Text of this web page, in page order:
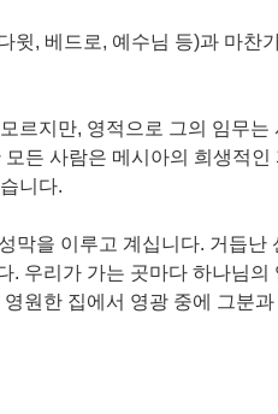
윗, 베드로, 예수님 등)과 마찬
르지만, 영적으로 그의 임무는
든 사람은 메시아의 희생적인
니다.
우리가 가는 곳마다 하나님의
원한 집에서 영광 중에 그분